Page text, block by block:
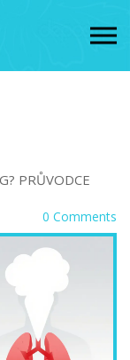
PRŮVODCE
0 Comments